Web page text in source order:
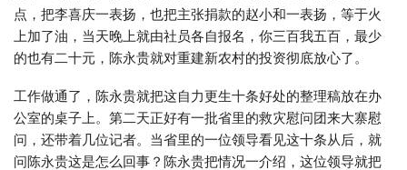
点，把李喜庆一表扬，也把主张捐款的赵小和一表扬，等于火
上加了油，当天晚上就由社员各自报名，你三百我五百，最少
的也有二十元，陈永贵就对重建新农村的投资彻底放心了。
工作做通了，陈永贵就把这自力更生十条好处的整理稿放在办
公室的桌子上。第二天正好有一批省里的救灾慰问团来大寨慰
问，还带着几位记者。当省里的一位领导看见这十条从后，就
问陈永贵这是怎么回事？陈永贵把情况一介绍，这位领导就把